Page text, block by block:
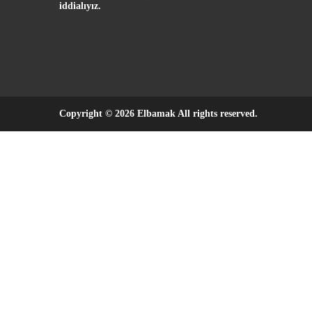
iddialıyız.
Copyright © 2026 Elbamak All rights reserved.